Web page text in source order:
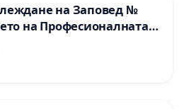
на Заповед №
на Професионалната
технологии в
по икономика и